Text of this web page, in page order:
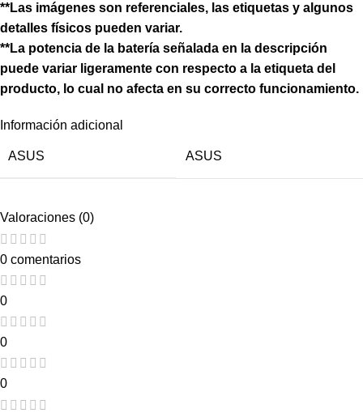
**Las imágenes son referenciales, las etiquetas y algunos
detalles físicos pueden variar.
**La potencia de la batería señalada en la descripción
puede variar ligeramente con respecto a la etiqueta del
producto, lo cual no afecta en su correcto funcionamiento.
Información adicional
ASUS ASUS
Valoraciones (0)
0 comentarios
0
0
0